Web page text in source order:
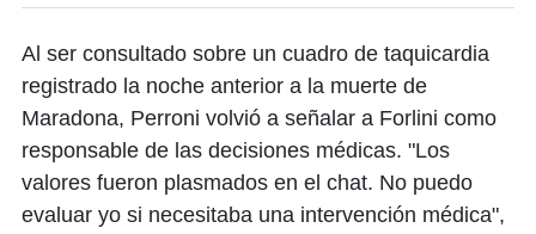
Al ser consultado sobre un cuadro de taquicardia
registrado la noche anterior a la muerte de
Maradona, Perroni volvió a señalar a Forlini como
responsable de las decisiones médicas. "Los
valores fueron plasmados en el chat. No puedo
evaluar yo si necesitaba una intervención médica",